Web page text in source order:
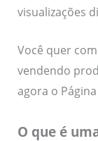
visualizações
Você quer
vendendo
agora o
O que é